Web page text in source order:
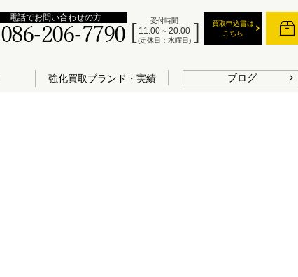
買取申込書は
こちら
受付時間
11:00～20:00
(定休日：水曜日)
電話でお問い合わせの方
086-206-7790
強化買取ブランド・実績 ブログ